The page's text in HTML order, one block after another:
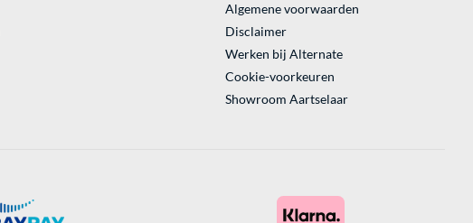
Algemene voorwaarden
Disclaimer
Werken bij Alternate
Cookie-voorkeuren
Showroom Aartselaar